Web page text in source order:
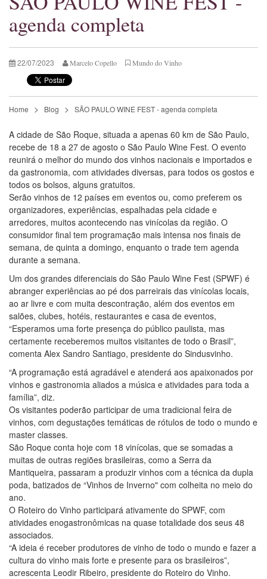
agenda completa
22/07/2023 Marcelo Copello Mundo do Vinho
Home Blog SÃO PAULO WINE FEST - agenda completa
A cidade de São Roque, situada a apenas 60 km de São Paulo,
recebe de 18 a 27 de agosto o São Paulo Wine Fest. O evento
reunirá o melhor do mundo dos vinhos nacionais e importados e
da gastronomia, com atividades diversas, para todos os gostos e
todos os bolsos, alguns gratuitos.
Serão vinhos de 12 países em eventos ou, como preferem os
organizadores, experiências, espalhadas pela cidade e
arredores, muitos acontecendo nas vinícolas da região. O
consumidor final tem programação mais intensa nos finais de
semana, de quinta a domingo, enquanto o trade tem agenda
durante a semana.
Um dos grandes diferenciais do São Paulo Wine Fest (SPWF) é
abranger experiências ao pé dos parreirais das vinícolas locais,
ao ar livre e com muita descontração, além dos eventos em
salões, clubes, hotéis, restaurantes e casa de eventos,
“Esperamos uma forte presença do público paulista, mas
certamente receberemos muitos visitantes de todo o Brasil”,
comenta Alex Sandro Santiago, presidente do Sindusvinho.
“A programação está agradável e atenderá aos apaixonados por
vinhos e gastronomia aliados a música e atividades para toda a
família”, diz.
Os visitantes poderão participar de uma tradicional feira de
vinhos, com degustações temáticas de rótulos de todo o mundo e
master classes.
São Roque conta hoje com 18 vinícolas, que se somadas a
muitas de outras regiões brasileiras, como a Serra da
Mantiqueira, passaram a produzir vinhos com a técnica da dupla
poda, batizados de “Vinhos de Inverno" com colheita no meio do
ano.
O Roteiro do Vinho participará ativamente do SPWF, com
atividades enogastronômicas na quase totalidade dos seus 48
associados.
“A ideia é receber produtores de vinho de todo o mundo e fazer a
cultura do vinho mais forte e presente para os brasileiros”,
acrescenta Leodir Ribeiro, presidente do Roteiro do Vinho.